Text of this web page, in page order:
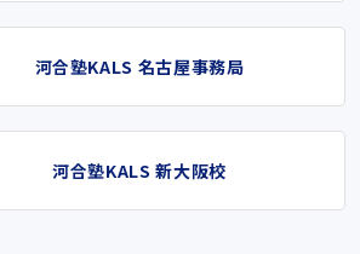
河合塾KALS 名古屋事務局
河合塾KALS 新大阪校